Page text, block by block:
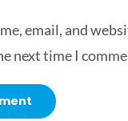
email, and
next time I